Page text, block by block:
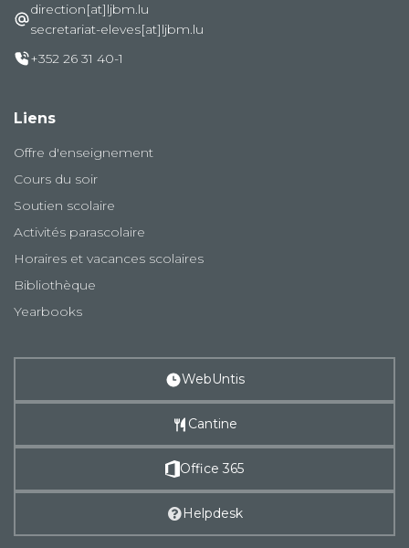
direction[at]ljbm.lu
secretariat-eleves[at]ljbm.lu
+352 26 31 40-1
Liens
Offre d'enseignement
Cours du soir
Soutien scolaire
Activités parascolaire
Horaires et vacances scolaires
Bibliothèque
Yearbooks
WebUntis
Cantine
Office 365
Helpdesk